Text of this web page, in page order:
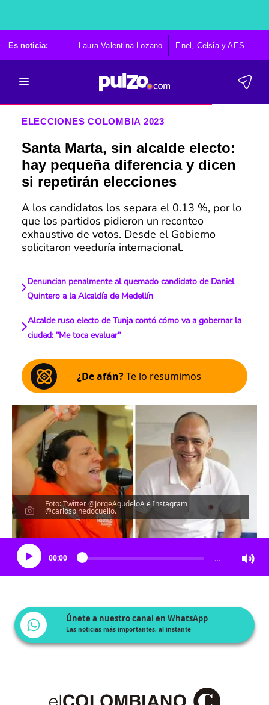
Es noticia: Laura Valentina Lozano Enel, Celsia y AES
ELECCIONES COLOMBIA 2023
Santa Marta, sin alcalde electo:
hay pequeña diferencia y dicen
si repetirán elecciones
A los candidatos los separa el 0.13 %, por lo
que los partidos pidieron un reconteo
exhaustivo de votos. Desde el Gobierno
solicitaron veeduría internacional.
Denuncian penalmente al quemado candidato de Daniel
Quintero a la Alcaldía de Medellín
Alcalde ruso electo de Tunja contó cómo va a gobernar la
ciudad: "Me toca evaluar"
¿De afán?Te lo resumimos
Foto: Twitter @JorgeAgudeloA e Instagram
@carlospinedocuello.
Escucha el artículo
00:00 …
Únete a nuestro canal en WhatsApp
Las noticias más importantes, al instante